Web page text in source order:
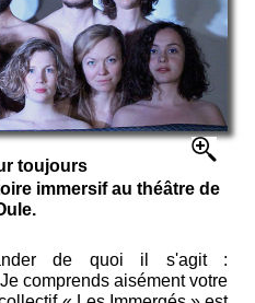
toujours
immersif au théâtre de
de quoi il s'agit :
comprends aisément votre